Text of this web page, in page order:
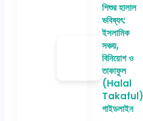
শিশুর হালাল
ভবিষ্যৎ:
ইসলামিক
সঞ্চয়,
বিনিয়োগ ও
তাকাফুল
(Halal
Takaful)
গাইডলাইন